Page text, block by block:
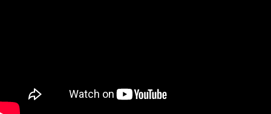
付款後7-11取貨
每筆NT$60